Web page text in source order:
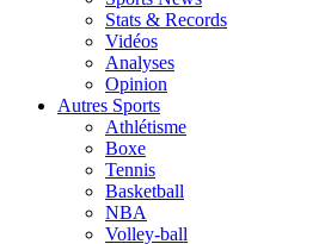
Stats & Records
Vidéos
Analyses
Opinion
Autres Sports
Athlétisme
Boxe
Tennis
Basketball
NBA
Volley-ball